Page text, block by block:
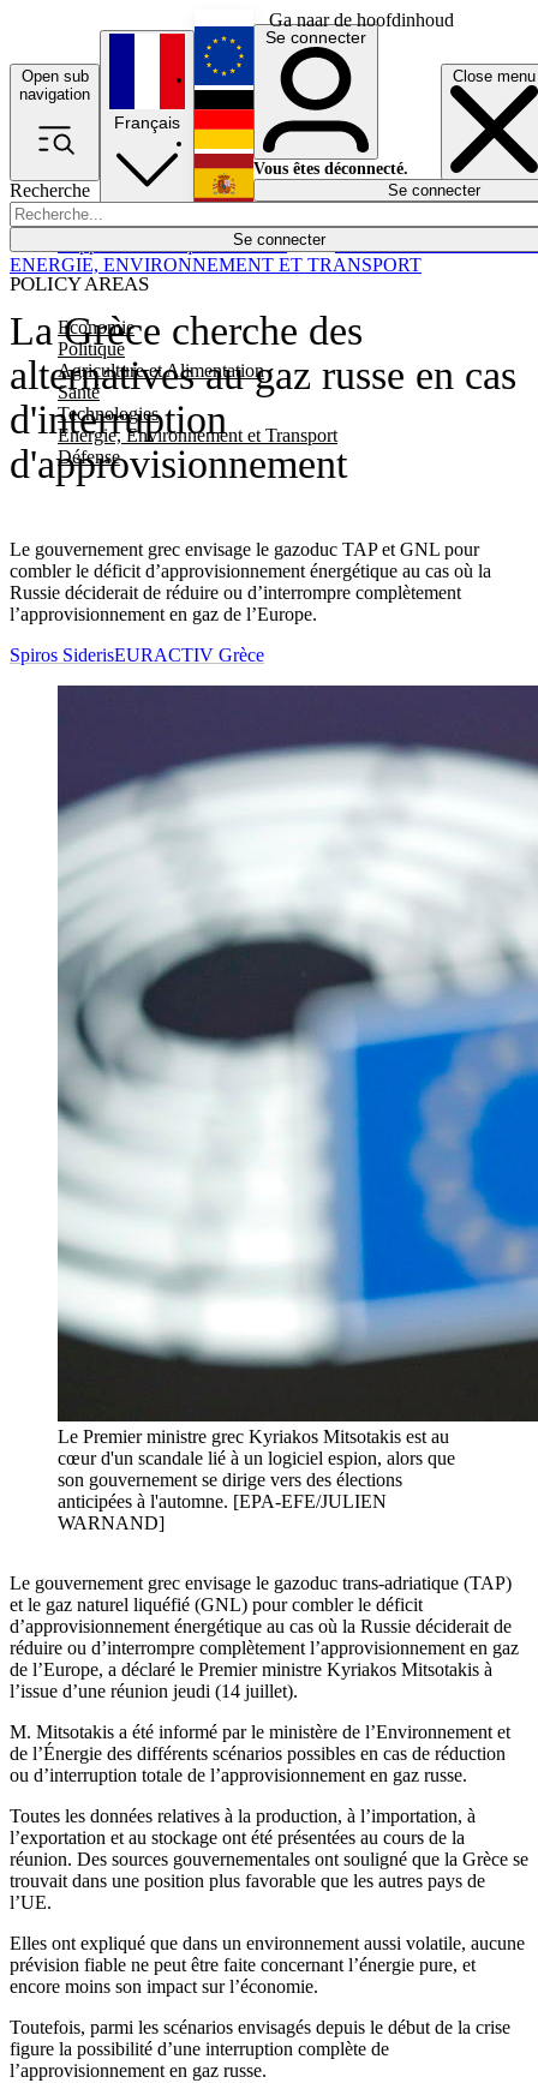
Ga naar de hoofdinhoud
Open sub
navigation
Close menu
Recherche
Se connecter
POLICY AREAS
Economie
Politique
Agriculture et Alimentation
Santé
Technologies
Energie, Environnement et Transport
Défense
Économie
Français
English
Deutsch
Español
Se connecter
Vous êtes déconnecté.
Se connecter
La Grèce cherche des
alternatives au gaz russe en cas
d'interruption
d'approvisionnement
Le gouvernement grec envisage le gazoduc TAP et GNL pour
combler le déficit d’approvisionnement énergétique au cas où la
Russie déciderait de réduire ou d’interrompre complètement
l’approvisionnement en gaz de l’Europe.
ENERGIE, ENVIRONNEMENT ET TRANSPORT
Spiros SiderisEURACTIV Grèce
Le Premier ministre grec Kyriakos Mitsotakis est au
cœur d'un scandale lié à un logiciel espion, alors que
son gouvernement se dirige vers des élections
anticipées à l'automne. [EPA-EFE/JULIEN
WARNAND]
Le gouvernement grec envisage le gazoduc trans-adriatique (TAP)
et le gaz naturel liquéfié (GNL) pour combler le déficit
d’approvisionnement énergétique au cas où la Russie déciderait de
réduire ou d’interrompre complètement l’approvisionnement en gaz
de l’Europe, a déclaré le Premier ministre Kyriakos Mitsotakis à
l’issue d’une réunion jeudi (14 juillet).
M. Mitsotakis a été informé par le ministère de l’Environnement et
de l’Énergie des différents scénarios possibles en cas de réduction
ou d’interruption totale de l’approvisionnement en gaz russe.
Toutes les données relatives à la production, à l’importation, à
l’exportation et au stockage ont été présentées au cours de la
réunion. Des sources gouvernementales ont souligné que la Grèce se
trouvait dans une position plus favorable que les autres pays de
l’UE.
Elles ont expliqué que dans un environnement aussi volatile, aucune
prévision fiable ne peut être faite concernant l’énergie pure, et
encore moins son impact sur l’économie.
Toutefois, parmi les scénarios envisagés depuis le début de la crise
figure la possibilité d’une interruption complète de
l’approvisionnement en gaz russe.